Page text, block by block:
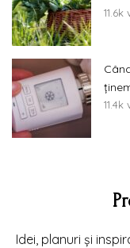
11.6k
11.4k
Idei, planuri și